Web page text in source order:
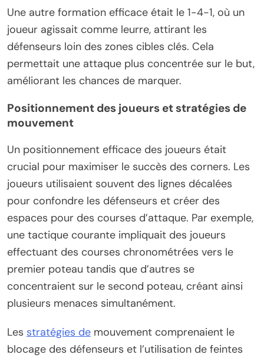
Une autre formation efficace était le 1-4-1, où un
joueur agissait comme leurre, attirant les
défenseurs loin des zones cibles clés. Cela
permettait une attaque plus concentrée sur le but,
améliorant les chances de marquer.
Positionnement des joueurs et stratégies de
mouvement
Un positionnement efficace des joueurs était
crucial pour maximiser le succès des corners. Les
joueurs utilisaient souvent des lignes décalées
pour confondre les défenseurs et créer des
espaces pour des courses d’attaque. Par exemple,
une tactique courante impliquait des joueurs
effectuant des courses chronométrées vers le
premier poteau tandis que d’autres se
concentraient sur le second poteau, créant ainsi
plusieurs menaces simultanément.
Les stratégies de mouvement comprenaient le
blocage des défenseurs et l’utilisation de feintes